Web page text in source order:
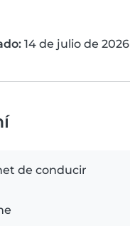
14 de julio de 2026
de conducir